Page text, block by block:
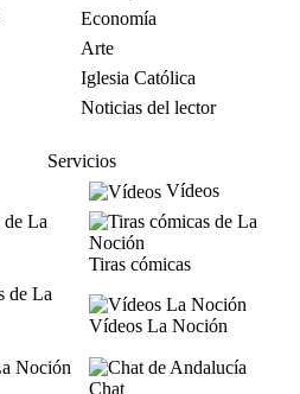
Economía
Arte
Iglesia Católica
Noticias del lector
Servicios
Vídeos
Tiras cómicas
Vídeos La Noción
Chat